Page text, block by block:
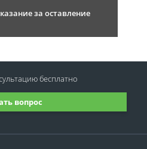
за оставление
вопрос
бесплатно